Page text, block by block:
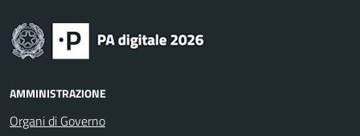
AMMINISTRAZIONE
Organi di Governo